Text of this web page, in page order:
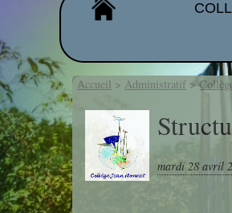
Les
Projet
Accueil > Administratif >
mardi 28 avril